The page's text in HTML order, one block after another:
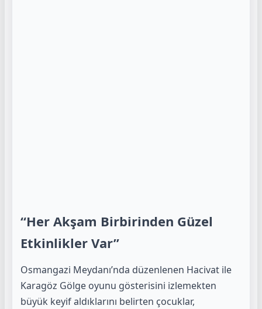
“Her Akşam Birbirinden Güzel
Etkinlikler Var”
Osmangazi Meydanı’nda düzenlenen Hacivat ile
Karagöz Gölge oyunu gösterisini izlemekten
büyük keyif aldıklarını belirten çocuklar,